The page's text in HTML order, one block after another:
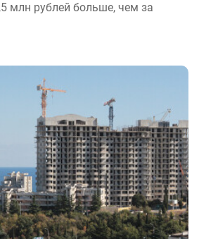
млн рублей больше, чем за